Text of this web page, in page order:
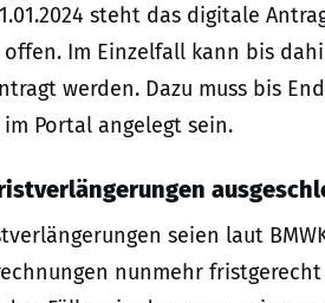
steht das digitale
Im Einzelfall kann bis
werden. Dazu muss bis
Portal angelegt sein.
seien laut
nunmehr